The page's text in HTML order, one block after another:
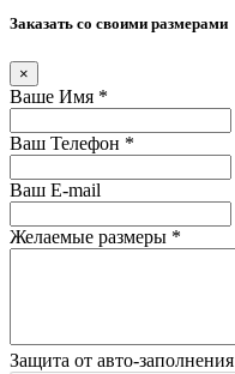
Заказать со своими размерами
×
Ваше Имя *
Ваш Телефон *
Ваш E-mail
Желаемые размеры *
Защита от авто-заполнения